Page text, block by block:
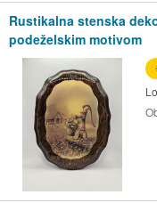
Rustikalna stenska
podeželskim motivom